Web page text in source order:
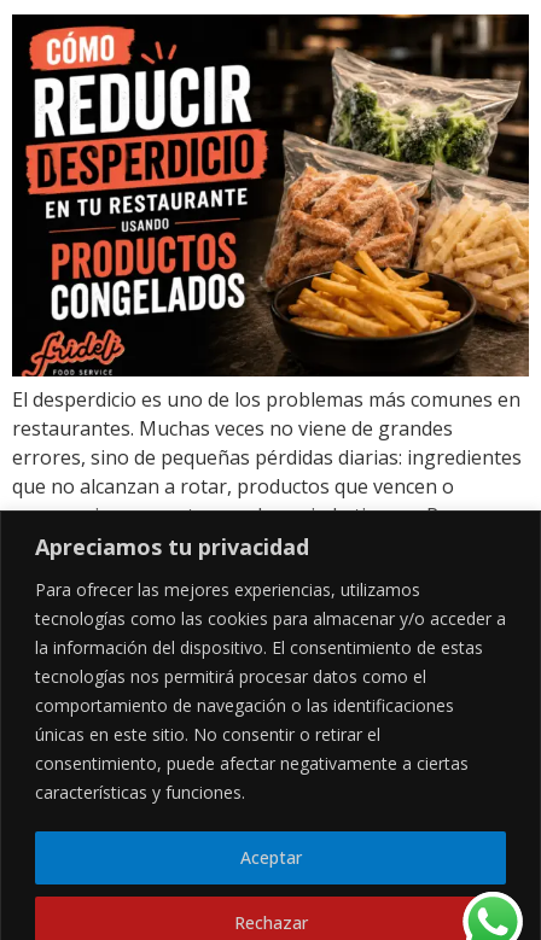
Apreciamos tu privacidad
Para ofrecer las mejores experiencias, utilizamos
tecnologías como las cookies para almacenar y/o acceder a
la información del dispositivo. El consentimiento de estas
tecnologías nos permitirá procesar datos como el
comportamiento de navegación o las identificaciones
únicas en este sitio. No consentir o retirar el
consentimiento, puede afectar negativamente a ciertas
características y funciones.
Rechazar
Aceptar
El desperdicio es uno de los problemas más comunes en
restaurantes. Muchas veces no viene de grandes
errores, sino de pequeñas pérdidas diarias: ingredientes
que no alcanzan a rotar, productos que vencen o
preparaciones que toman demasiado tiempo. Por eso
cada vez más negocios están incorporando productos
SÍGUENOS EN
CONTÁCTANOS
hola@frideli.co
LEGALES
Garantía y devoluciones
© Powered By